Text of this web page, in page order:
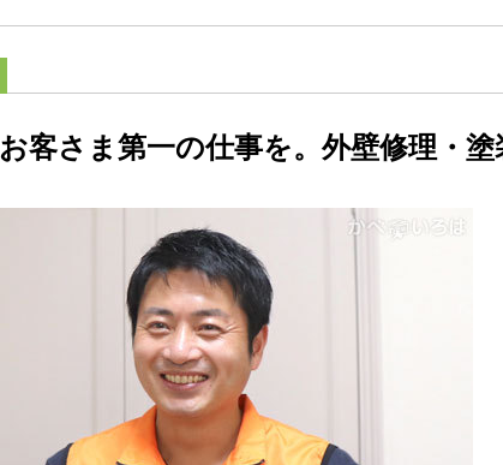
お客さま第一の仕事を。外壁修理・